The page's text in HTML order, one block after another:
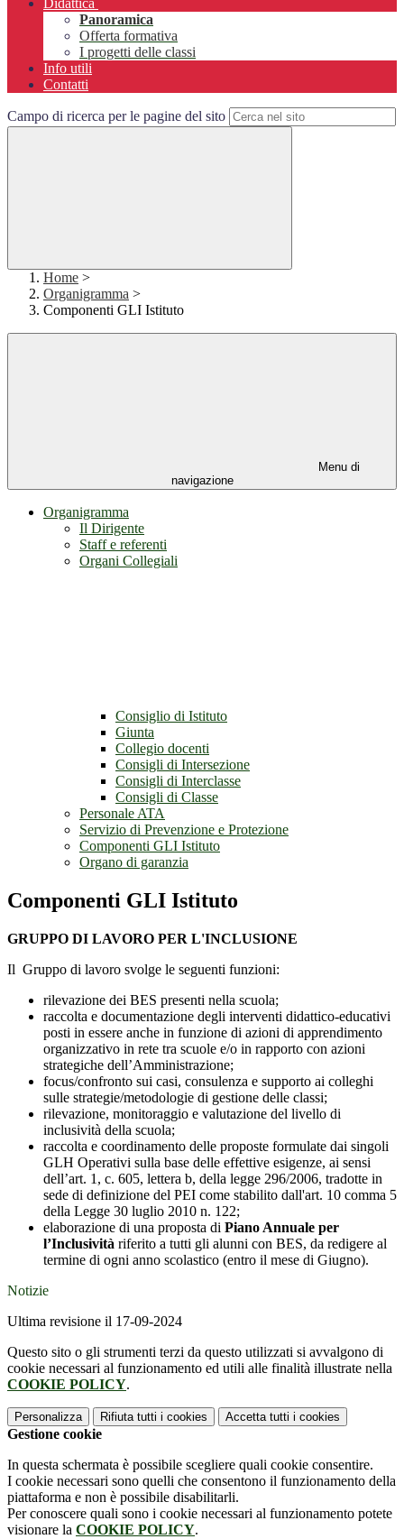
Didattica
Panoramica
Offerta formativa
I progetti delle classi
Info utili
Contatti
Campo di ricerca per le pagine del sito
Home >
Organigramma >
Componenti GLI Istituto
Menu di
navigazione
Organigramma
Il Dirigente
Staff e referenti
Organi Collegiali
Consiglio di Istituto
Giunta
Collegio docenti
Consigli di Intersezione
Consigli di Interclasse
Consigli di Classe
Personale ATA
Servizio di Prevenzione e Protezione
Componenti GLI Istituto
Organo di garanzia
Componenti GLI Istituto
GRUPPO DI LAVORO PER L'INCLUSIONE
Il Gruppo di lavoro svolge le seguenti funzioni:
rilevazione dei BES presenti nella scuola;
raccolta e documentazione degli interventi didattico-educativi
posti in essere anche in funzione di azioni di apprendimento
organizzativo in rete tra scuole e/o in rapporto con azioni
strategiche dell’Amministrazione;
focus/confronto sui casi, consulenza e supporto ai colleghi
sulle strategie/metodologie di gestione delle classi;
rilevazione, monitoraggio e valutazione del livello di
inclusività della scuola;
raccolta e coordinamento delle proposte formulate dai singoli
GLH Operativi sulla base delle effettive esigenze, ai sensi
dell’art. 1, c. 605, lettera b, della legge 296/2006, tradotte in
sede di definizione del PEI come stabilito dall'art. 10 comma 5
della Legge 30 luglio 2010 n. 122;
elaborazione di una proposta di Piano Annuale per
l’Inclusività riferito a tutti gli alunni con BES, da redigere al
termine di ogni anno scolastico (entro il mese di Giugno).
Notizie
Ultima revisione il 17-09-2024
Questo sito o gli strumenti terzi da questo utilizzati si avvalgono di
cookie necessari al funzionamento ed utili alle finalità illustrate nella
COOKIE POLICY.
Personalizza Rifiuta tutti i cookies Accetta tutti i cookies
Gestione cookie
In questa schermata è possibile scegliere quali cookie consentire.
I cookie necessari sono quelli che consentono il funzionamento della
piattaforma e non è possibile disabilitarli.
Per conoscere quali sono i cookie necessari al funzionamento potete
visionare la COOKIE POLICY.